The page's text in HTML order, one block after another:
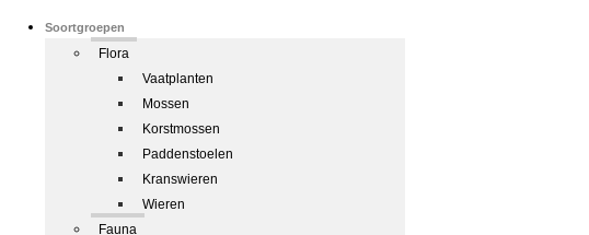
Soortgroepen
Flora
Vaatplanten
Mossen
Korstmossen
Paddenstoelen
Kranswieren
Wieren
Fauna